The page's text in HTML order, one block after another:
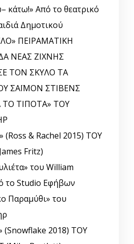
κάτω!» Από το θεατρικό
Δημοτικού
ΠΕΙΡΑΜΑΤΙΚΗ
ΝΕΑΣ ΖΙΧΝΗΣ
ΤΟΝ ΣΚΥΛΟ ΤΑ
ΣΑΪΜΟΝ ΣΤΙΒΕΝΣ
ΤΟ ΤΙΠΟΤΑ» ΤΟΥ
(Ross & Rachel 2015) ΤΟΥ
Fritz)
του William
το Studio Εφήβων
Παραμύθι» του
2018) ΤΟΥ